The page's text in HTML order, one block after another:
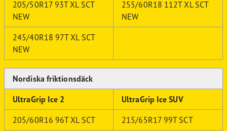
205/50R17 93T XL SCT
NEW
255/60R18 112T XL SCT
NEW
245/40R18 97T XL SCT
NEW
Nordiska friktionsdäck
UltraGrip Ice 2 UltraGrip Ice SUV
205/60R16 96T XL SCT 215/65R17 99T SCT